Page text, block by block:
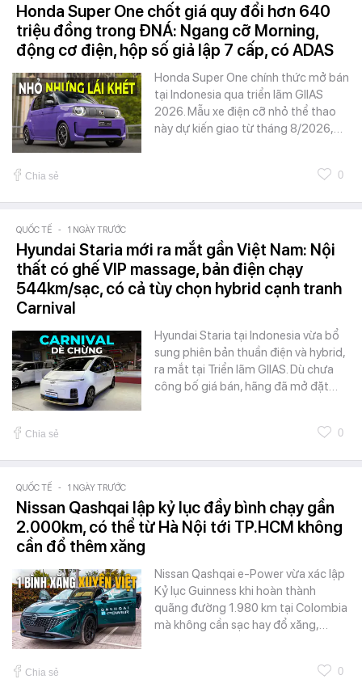
Honda Super One chốt giá quy đổi hơn 640
triệu đồng trong ĐNÁ: Ngang cỡ Morning,
động cơ điện, hộp số giả lập 7 cấp, có ADAS
Honda Super One chính thức mở bán
tại Indonesia qua triển lãm GIIAS
2026. Mẫu xe điện cỡ nhỏ thể thao
này dự kiến giao từ tháng 8/2026,…
Chia sẻ 0
QUỐC TẾ - 1 NGÀY TRƯỚC
Hyundai Staria mới ra mắt gần Việt Nam: Nội
thất có ghế VIP massage, bản điện chạy
544km/sạc, có cả tùy chọn hybrid cạnh tranh
Carnival
Hyundai Staria tại Indonesia vừa bổ
sung phiên bản thuần điện và hybrid,
ra mắt tại Triển lãm GIIAS. Dù chưa
công bố giá bán, hãng đã mở đặt…
Chia sẻ 0
QUỐC TẾ - 1 NGÀY TRƯỚC
Nissan Qashqai lập kỷ lục đầy bình chạy gần
2.000km, có thể từ Hà Nội tới TP.HCM không
cần đổ thêm xăng
Nissan Qashqai e-Power vừa xác lập
Kỷ lục Guinness khi hoàn thành
quãng đường 1.980 km tại Colombia
mà không cần sạc hay đổ xăng,…
Chia sẻ 0